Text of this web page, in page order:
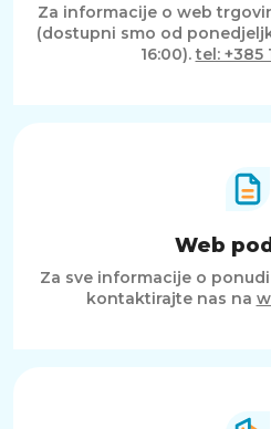
Za informacije o web
(dostupni smo od
16:00).tel: +385
Web
Za sve informacije o
kontaktirajte nas na